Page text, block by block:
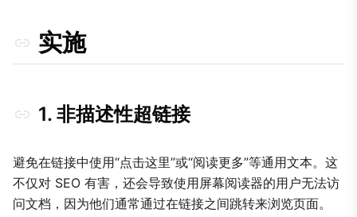
实施
1. 非描述性超链接
避免在链接中使用“点击这里”或“阅读更多”等通用文本。这
不仅对 SEO 有害，还会导致使用屏幕阅读器的用户无法访
问文档，因为他们通常通过在链接之间跳转来浏览页面。